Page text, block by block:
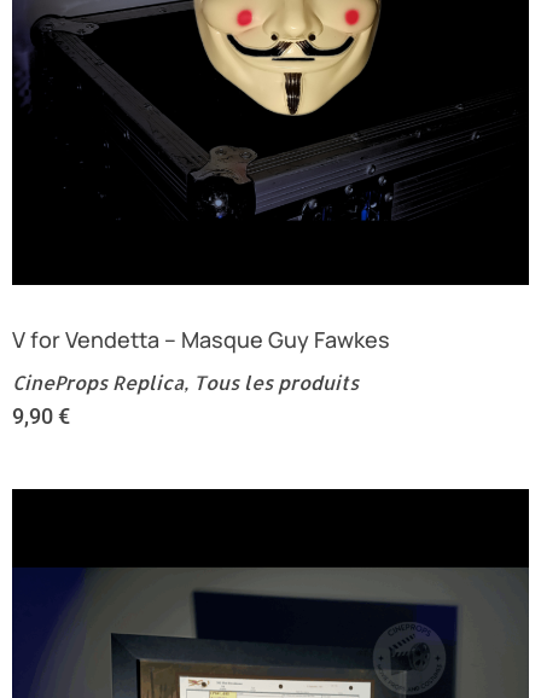
V for Vendetta – Masque Guy Fawkes
CineProps Replica, Tous les produits
9,90€